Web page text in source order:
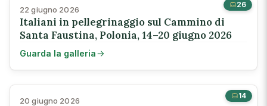
26
22 giugno 2026
Italiani in pellegrinaggio sul Cammino di
Santa Faustina, Polonia, 14–20 giugno 2026
Guarda la galleria
14
20 giugno 2026